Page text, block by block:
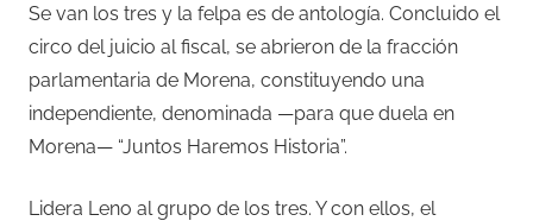
Se van los tres y la felpa es de antología. Concluido el
circo del juicio al fiscal, se abrieron de la fracción
parlamentaria de Morena, constituyendo una
independiente, denominada —para que duela en
Morena— “Juntos Haremos Historia”.
Lidera Leno al grupo de los tres. Y con ellos, el